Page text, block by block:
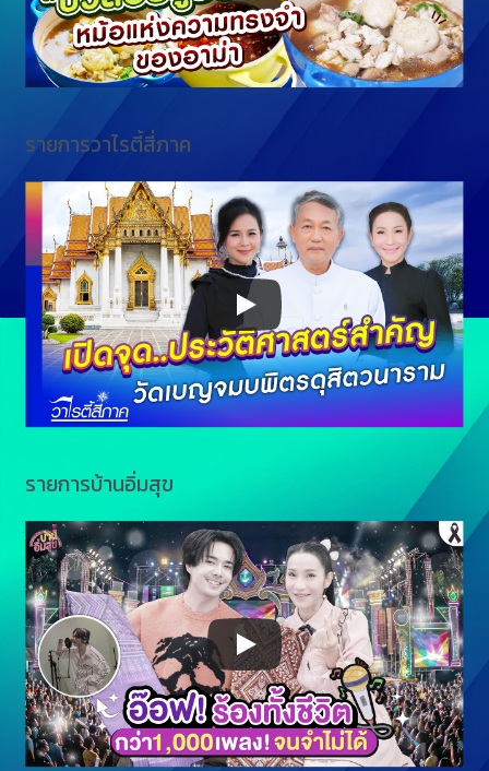
รายการวาไรตี้สี่ภาค
รายการบ้านอิ่มสุข